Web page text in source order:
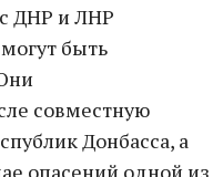
ДНР и ЛНР
быть
совместную
Донбасса, а
опасений одной из